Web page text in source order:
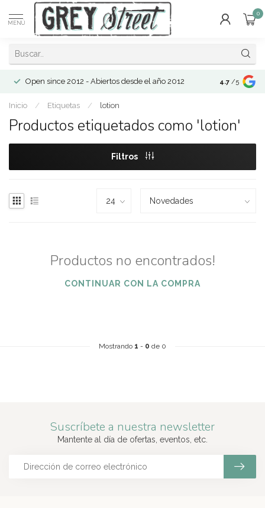
MENÚ
0
Open since 2012 - Abiertos desde el año 2012 4.7 /5
Inicio / Etiquetas / lotion
Productos etiquetados como 'lotion'
Filtros
Productos no encontrados!
CONTINUAR CON LA COMPRA
Mostrando 1 - 0 de 0
Suscríbete a nuestra newsletter
Mantente al día de ofertas, eventos, etc.